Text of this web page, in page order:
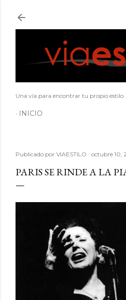
Una vía para encontrar tu propio estilo
INICIO
Publicado por VIAESTILO octubre 10,
PARIS SE RINDE A LA